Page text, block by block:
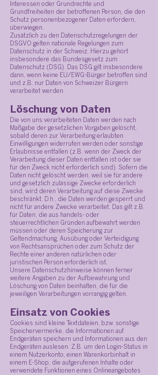
Interessen oder Grundrechte und
Grundfreiheiten der betroffenen Person, die den
Schutz personenbezogener Daten erfordern,
überwiegen.
Zusätzlich zu den Datenschutzregelungen der
DSGVO gelten nationale Regelungen zum
Datenschutz in der Schweiz. Hierzu gehört
insbesondere das Bundesgesetz zum
Datenschutz (DSG). Das DSG gilt insbesondere
dann, wenn keine EU/EWG-Bürger betroffen sind
und z.B. nur Daten von Schweizer Bürgern
verarbeitet werden.
Löschung von Daten
Die von uns verarbeiteten Daten werden nach
Maßgabe der gesetzlichen Vorgaben gelöscht,
sobald deren zur Verarbeitung erlaubten
Einwilligungen widerrufen werden oder sonstige
Erlaubnisse entfallen (z.B. wenn der Zweck der
Verarbeitung dieser Daten entfallen ist oder sie
für den Zweck nicht erforderlich sind). Sofern die
Daten nicht gelöscht werden, weil sie für andere
und gesetzlich zulässige Zwecke erforderlich
sind, wird deren Verarbeitung auf diese Zwecke
beschränkt. D.h., die Daten werden gesperrt und
nicht für andere Zwecke verarbeitet. Das gilt z.B.
für Daten, die aus handels- oder
steuerrechtlichen Gründen aufbewahrt werden
müssen oder deren Speicherung zur
Geltendmachung, Ausübung oder Verteidigung
von Rechtsansprüchen oder zum Schutz der
Rechte einer anderen natürlichen oder
juristischen Person erforderlich ist.
Unsere Datenschutzhinweise können ferner
weitere Angaben zu der Aufbewahrung und
Löschung von Daten beinhalten, die für die
jeweiligen Verarbeitungen vorrangig gelten.
Einsatz von Cookies
Cookies sind kleine Textdateien, bzw. sonstige
Speichervermerke, die Informationen auf
Endgeräten speichern und Informationen aus den
Endgeräten auslesen. Z.B. um den Login-Status in
einem Nutzerkonto, einen Warenkorbinhalt in
einem E-Shop, die aufgerufenen Inhalte oder
verwendete Funktionen eines Onlineangebotes